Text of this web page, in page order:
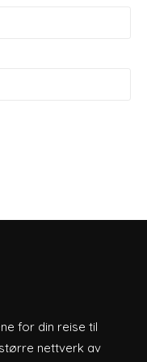
for din reise til
nettverk av